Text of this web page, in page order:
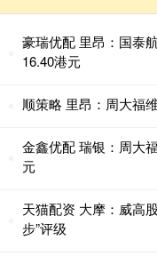
豪瑞优配 里昂：国泰
16.40港元
顺策略 里昂：周大福
金鑫优配 瑞银：周大
元
天猫配资 大摩：威高
步”评级